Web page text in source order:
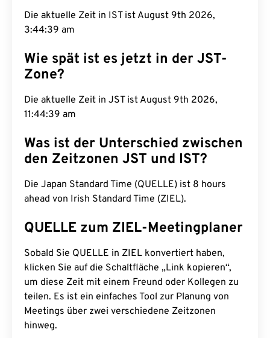
Die aktuelle Zeit in IST ist August 9th 2026,
3:44:39 am
Wie spät ist es jetzt in der JST-
Zone?
Die aktuelle Zeit in JST ist August 9th 2026,
11:44:39 am
Was ist der Unterschied zwischen
den Zeitzonen JST und IST?
Die Japan Standard Time (QUELLE) ist 8 hours
ahead von Irish Standard Time (ZIEL).
QUELLE zum ZIEL-Meetingplaner
Sobald Sie QUELLE in ZIEL konvertiert haben,
klicken Sie auf die Schaltfläche „Link kopieren“,
um diese Zeit mit einem Freund oder Kollegen zu
teilen. Es ist ein einfaches Tool zur Planung von
Meetings über zwei verschiedene Zeitzonen
hinweg.